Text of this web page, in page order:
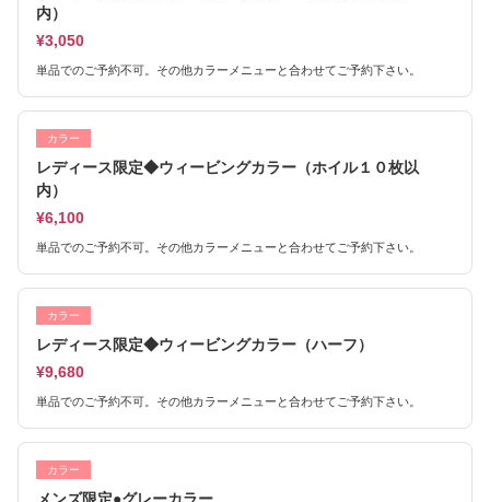
内）
¥3,050
単品でのご予約不可。その他カラーメニューと合わせてご予約下さい。
カラー
レディース限定◆ウィービングカラー（ホイル１０枚以
内）
¥6,100
単品でのご予約不可。その他カラーメニューと合わせてご予約下さい。
カラー
レディース限定◆ウィービングカラー（ハーフ）
¥9,680
単品でのご予約不可。その他カラーメニューと合わせてご予約下さい。
カラー